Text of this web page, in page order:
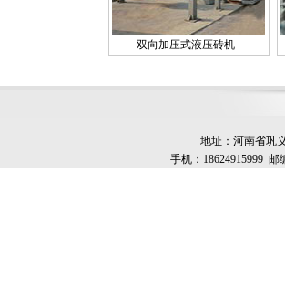
双向加压式液压砖机
地址：河南省巩
手机：18624915999